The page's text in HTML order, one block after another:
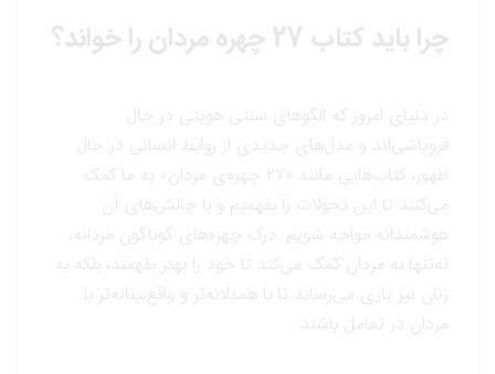
چرا باید کتاب 27 چهره مردان را خواند؟
در دنیای امروز که الگوهای سنتی هویتی در حال
فروپاشی‌اند و مدل‌های جدیدی از روابط انسانی در حال
ظهور، کتاب‌هایی مانند «۲۷ چهره‌ی مردان» به ما کمک
می‌کنند تا این تحولات را بفهمیم و با چالش‌های آن
هوشمندانه مواجه شویم. درک چهره‌های گوناگون مردانه،
نه‌تنها به مردان کمک می‌کند تا خود را بهتر بفهمند، بلکه به
زنان نیز یاری می‌رساند تا با همدلانه‌تر و واقع‌بینانه‌تر با
مردان در تعامل باشند.